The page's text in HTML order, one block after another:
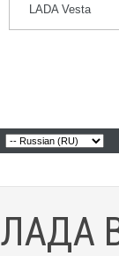
LADA Vesta
ЛАДА